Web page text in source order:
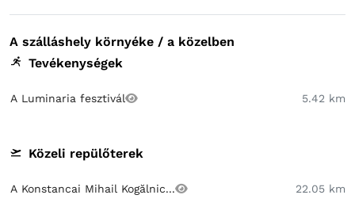
A szálláshely környéke / a közelben
Tevékenységek
A Luminaria fesztivál 5.42 km
Közeli repülőterek
A Konstancai Mihail Kogălnic... 22.05 km